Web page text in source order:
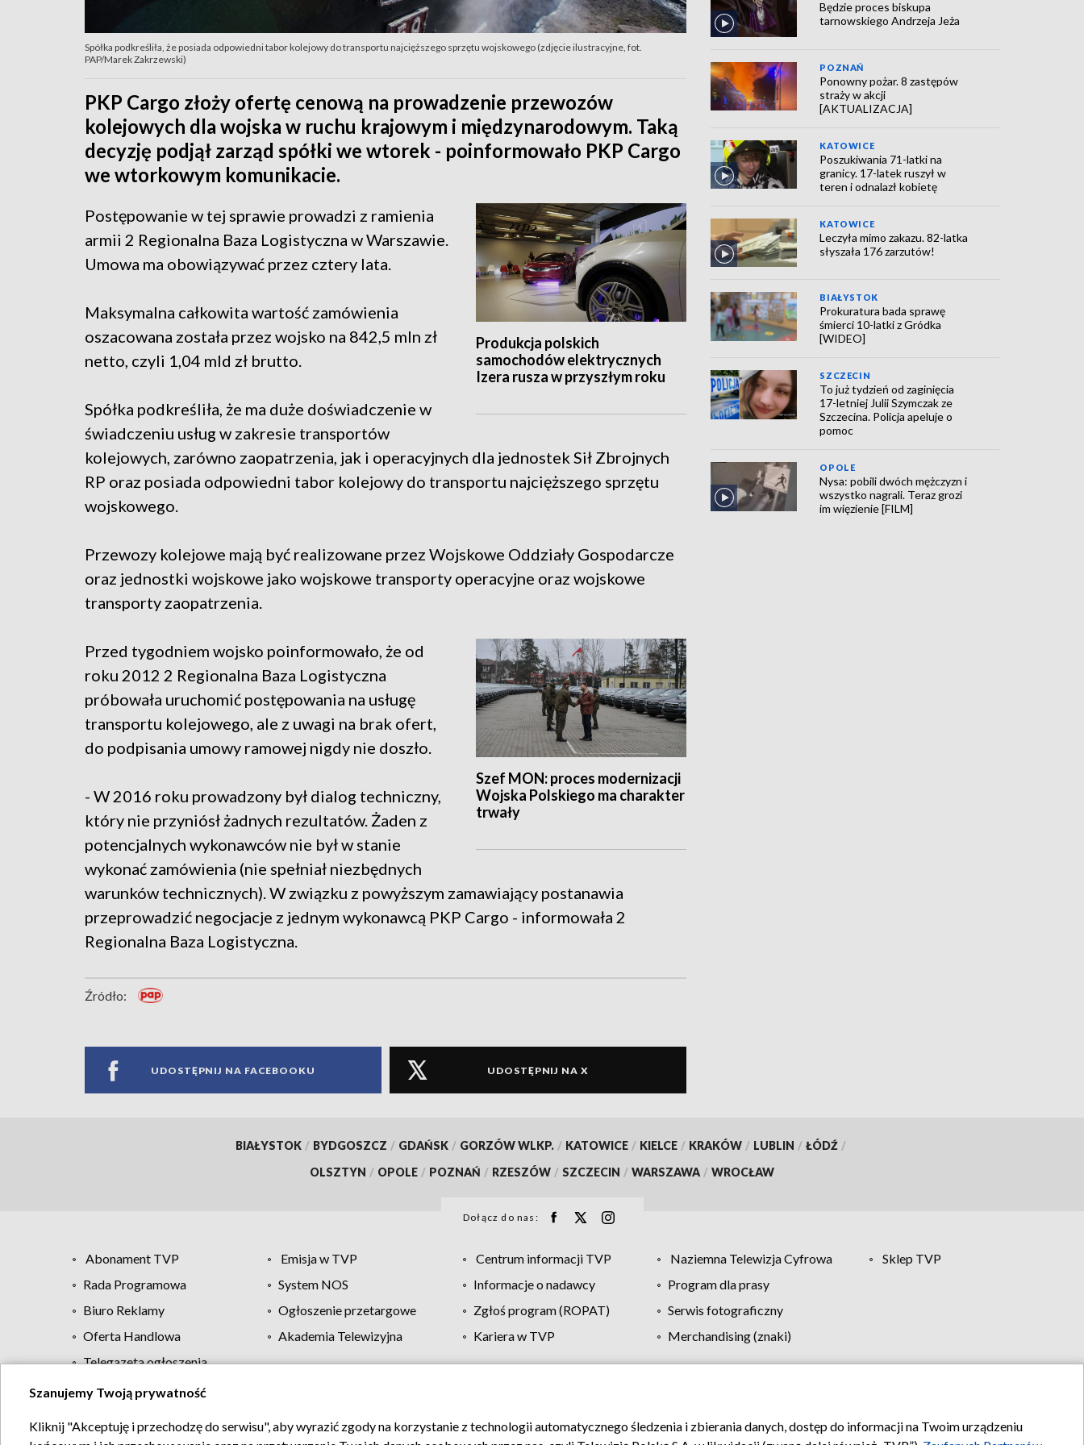
Spółka podkreśliła, że posiada odpowiedni tabor kolejowy do transportu najcięższego sprzętu wojskowego (zdjęcie ilustracyjne, fot.
PAP/Marek Zakrzewski)
PKP Cargo złoży ofertę cenową na prowadzenie przewozów
kolejowych dla wojska w ruchu krajowym i międzynarodowym. Taką
decyzję podjął zarząd spółki we wtorek - poinformowało PKP Cargo
we wtorkowym komunikacie.
Produkcja polskich
samochodów elektrycznych
Izera rusza w przyszłym roku
Postępowanie w tej sprawie prowadzi z ramienia
armii 2 Regionalna Baza Logistyczna w Warszawie.
Umowa ma obowiązywać przez cztery lata.
Maksymalna całkowita wartość zamówienia
oszacowana została przez wojsko na 842,5 mln zł
netto, czyli 1,04 mld zł brutto.
Spółka podkreśliła, że ma duże doświadczenie w
świadczeniu usług w zakresie transportów
kolejowych, zarówno zaopatrzenia, jak i operacyjnych dla jednostek Sił Zbrojnych
RP oraz posiada odpowiedni tabor kolejowy do transportu najcięższego sprzętu
wojskowego.
Przewozy kolejowe mają być realizowane przez Wojskowe Oddziały Gospodarcze
oraz jednostki wojskowe jako wojskowe transporty operacyjne oraz wojskowe
transporty zaopatrzenia.
Szef MON: proces modernizacji
Wojska Polskiego ma charakter
trwały
Przed tygodniem wojsko poinformowało, że od
roku 2012 2 Regionalna Baza Logistyczna
próbowała uruchomić postępowania na usługę
transportu kolejowego, ale z uwagi na brak ofert,
do podpisania umowy ramowej nigdy nie doszło.
- W 2016 roku prowadzony był dialog techniczny,
który nie przyniósł żadnych rezultatów. Żaden z
potencjalnych wykonawców nie był w stanie
wykonać zamówienia (nie spełniał niezbędnych
warunków technicznych). W związku z powyższym zamawiający postanawia
przeprowadzić negocjacje z jednym wykonawcą PKP Cargo - informowała 2
Regionalna Baza Logistyczna.
Źródło:
UDOSTĘPNIJ NA FACEBOOKU UDOSTĘPNIJ NA X
Będzie proces biskupa
tarnowskiego Andrzeja Jeża
POZNAŃ
Ponowny pożar. 8 zastępów
straży w akcji
[AKTUALIZACJA]
KATOWICE
Poszukiwania 71-latki na
granicy. 17-latek ruszył w
teren i odnalazł kobietę
KATOWICE
Leczyła mimo zakazu. 82-latka
słyszała 176 zarzutów!
BIAŁYSTOK
Prokuratura bada sprawę
śmierci 10-latki z Gródka
[WIDEO]
SZCZECIN
To już tydzień od zaginięcia
17-letniej Julii Szymczak ze
Szczecina. Policja apeluje o
pomoc
OPOLE
Nysa: pobili dwóch mężczyzn i
wszystko nagrali. Teraz grozi
im więzienie [FILM]
BIAŁYSTOK / BYDGOSZCZ / GDAŃSK / GORZÓW WLKP. / KATOWICE / KIELCE / KRAKÓW / LUBLIN / ŁÓDŹ /
OLSZTYN / OPOLE / POZNAŃ / RZESZÓW / SZCZECIN / WARSZAWA / WROCŁAW
Dołącz do nas:
Abonament TVP Emisja w TVP Centrum informacji TVP Naziemna Telewizja Cyfrowa
Sklep TVP
Rada Programowa
System NOS Informacje o nadawcy
Program dla prasy
Biuro Reklamy
Ogłoszenie przetargowe Zgłoś program (ROPAT)
Serwis fotograficzny
Oferta Handlowa
Akademia Telewizyjna Kariera w TVP
Merchandising (znaki)
Telegazeta ogłoszenia
Regulamin TVP Polityka prywatności Moje zgody Pomoc Biuro reklamy Kontakt
Szanujemy Twoją prywatność
Kliknij "Akceptuję i przechodzę do serwisu", aby wyrazić zgody na korzystanie z technologii automatycznego śledzenia i zbierania danych, dostęp do informacji na Twoim urządzeniu